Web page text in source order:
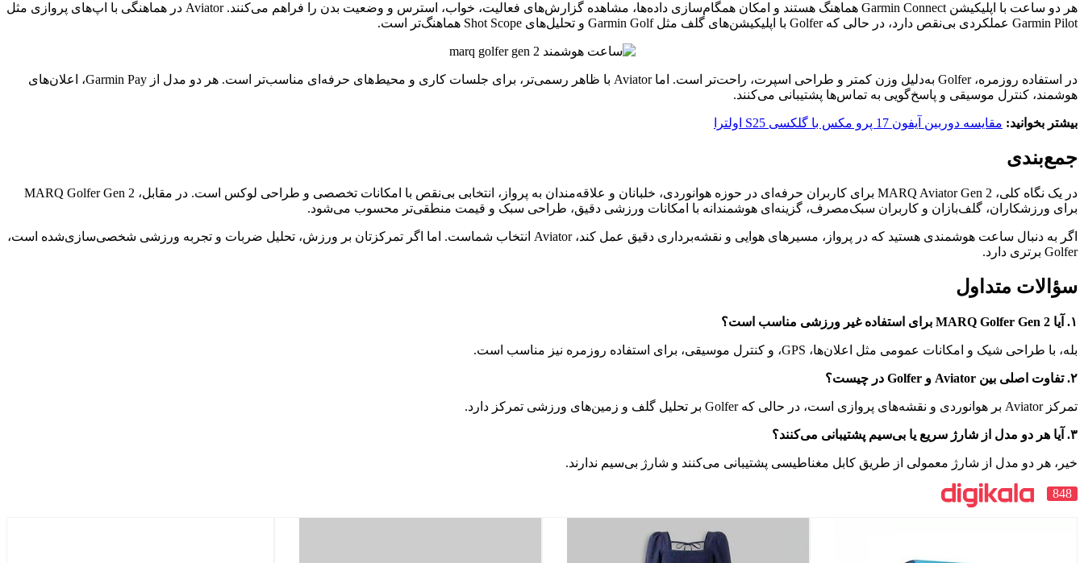
هر دو ساعت با اپلیکیشن Garmin Connect هماهنگ هستند و امکان همگام‌سازی داده‌ها، مشاهده گزارش‌های فعالیت، خواب، استرس و وضعیت بدن را فراهم می‌کنند. Aviator در هماهنگی با اپ‌های پروازی مثل
Garmin Pilot عملکردی بی‌نقص دارد، در حالی که Golfer با اپلیکیشن‌های گلف مثل Garmin Golf و تحلیل‌های Shot Scope هماهنگ‌تر است.
در استفاده روزمره، Golfer به‌دلیل وزن کمتر و طراحی اسپرت، راحت‌تر است. اما Aviator با ظاهر رسمی‌تر، برای جلسات کاری و محیط‌های حرفه‌ای مناسب‌تر است. هر دو مدل از Garmin Pay، اعلان‌های
هوشمند، کنترل موسیقی و پاسخ‌گویی به تماس‌ها پشتیبانی می‌کنند.
بیشتر بخوانید: مقایسه دوربین آیفون 17 پرو مکس با گلکسی S25 اولترا
جمع‌بندی
در یک نگاه کلی، MARQ Aviator Gen 2 برای کاربران حرفه‌ای در حوزه هوانوردی، خلبانان و علاقه‌مندان به پرواز، انتخابی بی‌نقص با امکانات تخصصی و طراحی لوکس است. در مقابل، MARQ Golfer Gen 2
برای ورزشکاران، گلف‌بازان و کاربران سبک‌مصرف، گزینه‌ای هوشمندانه با امکانات ورزشی دقیق، طراحی سبک و قیمت منطقی‌تر محسوب می‌شود.
اگر به دنبال ساعت هوشمندی هستید که در پرواز، مسیرهای هوایی و نقشه‌برداری دقیق عمل کند، Aviator انتخاب شماست. اما اگر تمرکزتان بر ورزش، تحلیل ضربات و تجربه ورزشی شخصی‌سازی‌شده است،
Golfer برتری دارد.
سؤالات متداول
۱. آیا MARQ Golfer Gen 2 برای استفاده غیر ورزشی مناسب است؟
بله، با طراحی شیک و امکانات عمومی مثل اعلان‌ها، GPS، و کنترل موسیقی، برای استفاده روزمره نیز مناسب است.
۲. تفاوت اصلی بین Aviator و Golfer در چیست؟
تمرکز Aviator بر هوانوردی و نقشه‌های پروازی است، در حالی که Golfer بر تحلیل گلف و زمین‌های ورزشی تمرکز دارد.
۳. آیا هر دو مدل از شارژ سریع یا بی‌سیم پشتیبانی می‌کنند؟
خیر، هر دو مدل از شارژ معمولی از طریق کابل مغناطیسی پشتیبانی می‌کنند و شارژ بی‌سیم ندارند.
848